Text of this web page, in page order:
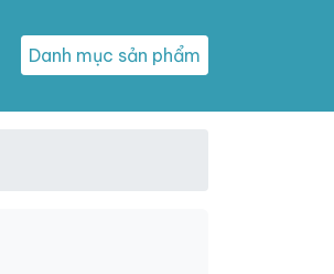
Danh mục sản phẩm